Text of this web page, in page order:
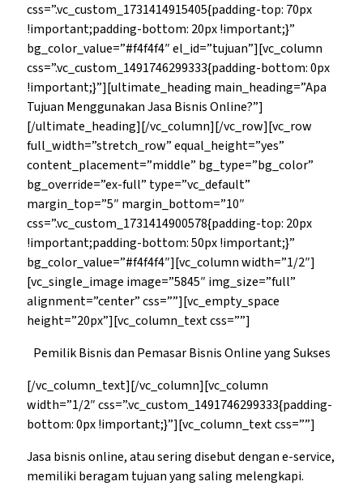
css=”.vc_custom_1731414915405{padding-top: 70px
!important;padding-bottom: 20px !important;}”
bg_color_value=”#f4f4f4″ el_id=”tujuan”][vc_column
css=”.vc_custom_1491746299333{padding-bottom: 0px
!important;}”][ultimate_heading main_heading=”Apa
Tujuan Menggunakan Jasa Bisnis Online?”]
[/ultimate_heading][/vc_column][/vc_row][vc_row
full_width=”stretch_row” equal_height=”yes”
content_placement=”middle” bg_type=”bg_color”
bg_override=”ex-full” type=”vc_default”
margin_top=”5″ margin_bottom=”10″
css=”.vc_custom_1731414900578{padding-top: 20px
!important;padding-bottom: 50px !important;}”
bg_color_value=”#f4f4f4″][vc_column width=”1/2″]
[vc_single_image image=”5845″ img_size=”full”
alignment=”center” css=””][vc_empty_space
height=”20px”][vc_column_text css=””]
Pemilik Bisnis dan Pemasar Bisnis Online yang Sukses
[/vc_column_text][/vc_column][vc_column
width=”1/2″ css=”.vc_custom_1491746299333{padding-
bottom: 0px !important;}”][vc_column_text css=””]
Jasa bisnis online, atau sering disebut dengan e-service,
memiliki beragam tujuan yang saling melengkapi.